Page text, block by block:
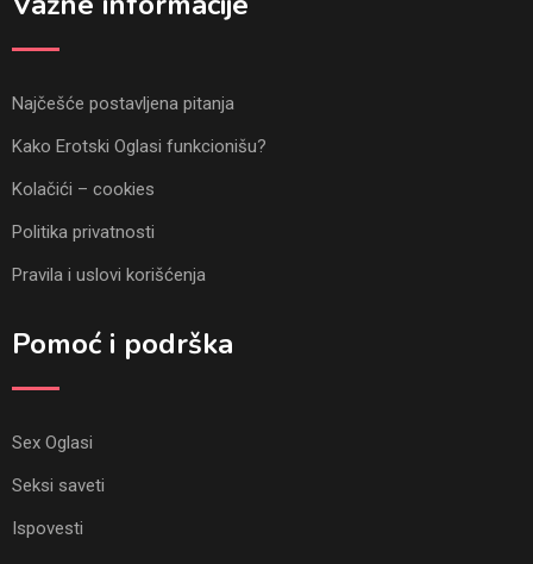
Najčešće postavljena pitanja
Kako Erotski Oglasi funkcionišu?
Kolačići – cookies
Politika privatnosti
Pravila i uslovi korišćenja
Pomoć i podrška
Sex Oglasi
Seksi saveti
Ispovesti